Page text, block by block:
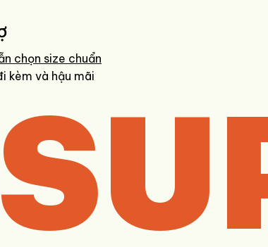
và chính xác nhất.
chọn size chuẩn
kèm và hậu mãi